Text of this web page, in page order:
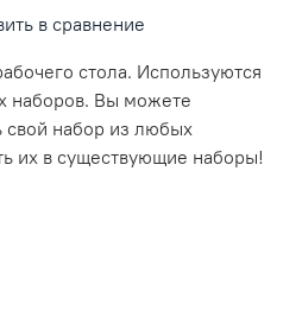
в сравнение
стола. Используются
наборов. Вы можете
свой набор из любых
их в существующие наборы!